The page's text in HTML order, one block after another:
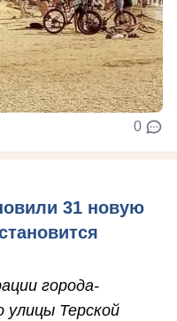
0
31 новую
города-
улицы Терской